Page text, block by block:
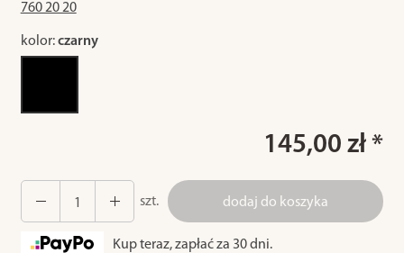
760 20 20
kolor:czarny
145,00 zł *
szt. dodaj do koszyka
Kup teraz, zapłać za 30 dni.